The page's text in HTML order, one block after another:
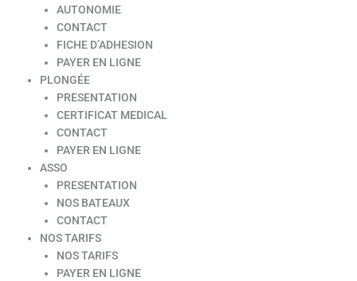
AUTONOMIE
CONTACT
FICHE D’ADHESION
PAYER EN LIGNE
PLONGÉE
PRESENTATION
CERTIFICAT MEDICAL
CONTACT
PAYER EN LIGNE
ASSO
PRESENTATION
NOS BATEAUX
CONTACT
NOS TARIFS
NOS TARIFS
PAYER EN LIGNE